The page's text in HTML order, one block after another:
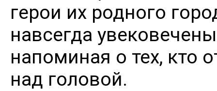
герои их родного
навсегда
напоминая о тех, кто
над головой.